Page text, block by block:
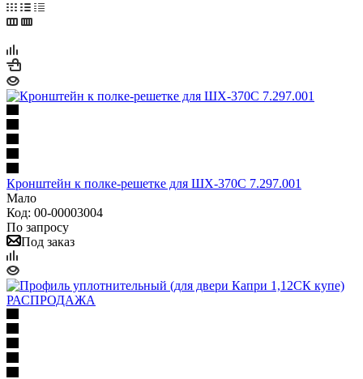
Кронштейн к полке-решетке для ШХ-370С 7.297.001
Мало
Код: 00-00003004
По запросу
Под заказ